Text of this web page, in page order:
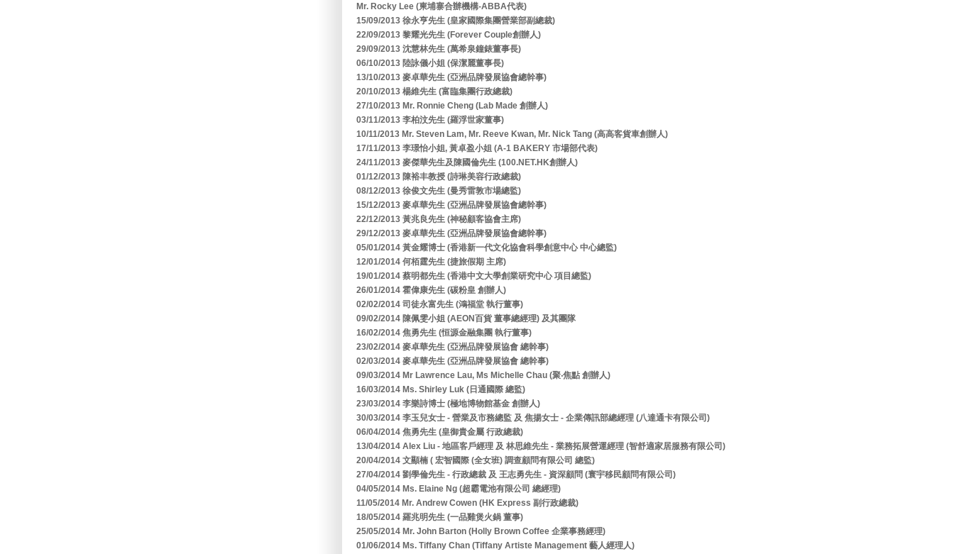
Mr. Rocky Lee (柬埔寨合辦機構-ABBA代表)
15/09/2013 徐永亨先生 (皇家國際集團營業部副總裁)
22/09/2013 黎耀光先生 (Forever Couple創辦人)
29/09/2013 沈慧林先生 (萬希泉鐘錶董事長)
06/10/2013 陸詠儀小姐 (保潔麗董事長)
13/10/2013 麥卓華先生 (亞洲品牌發展協會總幹事)
20/10/2013 楊維先生 (富臨集團行政總裁)
27/10/2013 Mr. Ronnie Cheng (Lab Made 創辦人)
03/11/2013 李柏汶先生 (羅浮世家董事)
10/11/2013 Mr. Steven Lam, Mr. Reeve Kwan, Mr. Nick Tang (高高客貨車創辦人)
17/11/2013 李璟怡小姐, 黃卓盈小姐 (A-1 BAKERY 市場部代表)
24/11/2013 麥傑華先生及陳國倫先生 (100.NET.HK創辦人)
01/12/2013 陳裕丰教授 (詩琳美容行政總裁)
08/12/2013 徐俊文先生 (曼秀雷敦市場總監)
15/12/2013 麥卓華先生 (亞洲品牌發展協會總幹事)
22/12/2013 黃兆良先生 (神秘顧客協會主席)
29/12/2013 麥卓華先生 (亞洲品牌發展協會總幹事)
05/01/2014 黃金耀博士 (香港新一代文化協會科學創意中心 中心總監)
12/01/2014 何栢霆先生 (捷旅假期 主席)
19/01/2014 蔡明都先生 (香港中文大學創業研究中心 項目總監)
26/01/2014 霍偉康先生 (碳粉皇 創辦人)
02/02/2014 司徒永富先生 (鴻福堂 執行董事)
09/02/2014 陳佩雯小姐 (AEON百貨 董事總經理) 及其團隊
16/02/2014 焦勇先生 (恒源金融集團 執行董事)
23/02/2014 麥卓華先生 (亞洲品牌發展協會 總幹事)
02/03/2014 麥卓華先生 (亞洲品牌發展協會 總幹事)
09/03/2014 Mr Lawrence Lau, Ms Michelle Chau (聚‧焦點 創辦人)
16/03/2014 Ms. Shirley Luk (日通國際 總監)
23/03/2014 李樂詩博士 (極地博物館基金 創辦人)
30/03/2014 李玉兒女士 - 營業及市務總監 及 焦揚女士 - 企業傳訊部總經理 (八達通卡有限公司)
06/04/2014 焦勇先生 (皇御貴金屬 行政總裁)
13/04/2014 Alex Liu - 地區客戶經理 及 林思維先生 - 業務拓展營運經理 (智舒適家居服務有限公司)
20/04/2014 文顯楠 ( 宏智國際 (全女班) 調查顧問有限公司 總監)
27/04/2014 劉學倫先生 - 行政總裁 及 王志勇先生 - 資深顧問 (寰宇移民顧問有限公司)
04/05/2014 Ms. Elaine Ng (超霸電池有限公司 總經理)
11/05/2014 Mr. Andrew Cowen (HK Express 副行政總裁)
18/05/2014 羅兆明先生 (一品雞煲火鍋 董事)
25/05/2014 Mr. John Barton (Holly Brown Coffee 企業事務經理)
01/06/2014 Ms. Tiffany Chan (Tiffany Artiste Management 藝人經理人)